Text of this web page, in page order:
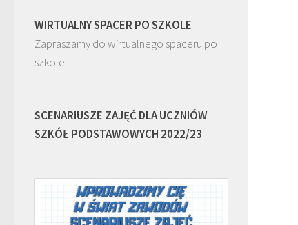
WIRTUALNY SPACER PO SZKOLE
Zapraszamy do wirtualnego spaceru po
szkole
SCENARIUSZE ZAJĘĆ DLA UCZNIÓW
SZKÓŁ PODSTAWOWYCH 2022/23